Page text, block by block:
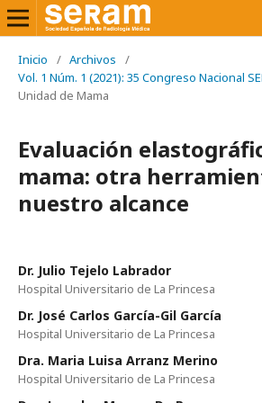
Inicio / Archivos
/
Vol. 1 Núm. 1 (2021): 35 Congreso Nacional
Unidad de Mama
Evaluación
mama: otra
nuestro alcance
Dr. Julio Tejelo Labrador
Hospital Universitario de La Princesa
Dr. José Carlos García-Gil García
Hospital Universitario de La Princesa
Dra. Maria Luisa Arranz Merino
Hospital Universitario de La Princesa